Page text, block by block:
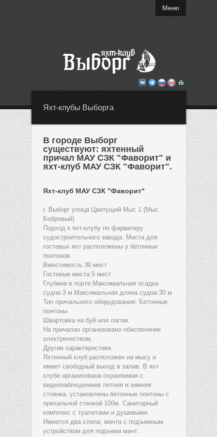
Меню
Яхт-клубы Выборга
В городе Выборг
существуют: яхтенный
причал МАУ СЗК "Фаворит" и
яхт-клуб МАУ СЗК "Фаворит".
Яхт-клуб МАУ СЗК "Фаворит"
г. Выборг улица Цветущий Мыс 1 (Мыс
Бобровый)
Подход к яхт-клубу по фарватеру
судостроительного завода. Места для
гостевых яхт расположены у бетонных
понтонов.
Вместимость 30 мест
Гостевые места 5 мест
Глубина в порте Максимальная осадка
судна 3 м Максимальная длина судна 30 м
Тип причального оборудования: Бетонные
понтоны
Швартовка на буй или лагом.
На причалах организовано обеспечение
электричеством.
Другие характеристики
Яхтенный клуб расположен на мысу и
имеет свободный выход в залив. В яхт
клубе организована охраняемая с
видеонаблюдением летняя и зимняя
стоянка, установлены бетонные понтоны с
причальной стенкой 100м. Санитарный
комплекс с туалетами и душевыми.
Имеется два слипа, мачта с подъемным
устройством для подъема мачт.